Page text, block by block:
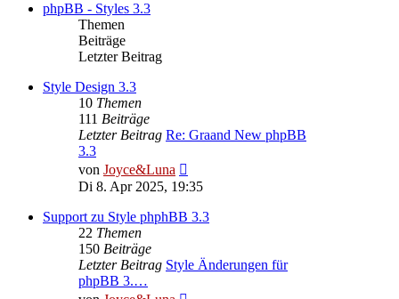
phpBB - Styles 3.3
Themen
Beiträge
Letzter Beitrag
Style Design 3.3
10 Themen
111 Beiträge
Letzter Beitrag Re: Graand New phpBB
3.3
von Joyce&Luna
Beitrag
Di 8. Apr 2025, 19:35
Support zu Style phphBB 3.3
22 Themen
150 Beiträge
Letzter Beitrag Style Änderungen für
phpBB 3.…